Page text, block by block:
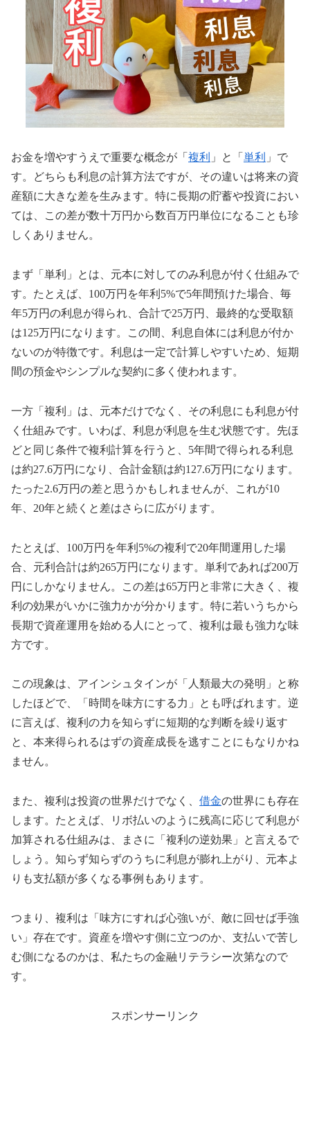
お金を増やすうえで重要な概念が「 複利 」と「 単利 」で
す。どちらも利息の計算方法ですが、その違いは将来の資
産額に大きな差を生みます。特に長期の貯蓄や投資におい
ては、この差が数十万円から数百万円単位になることも珍
しくありません。
まず「単利」とは、元本に対してのみ利息が付く仕組みで
す。たとえば、100万円を年利5%で5年間預けた場合、毎
年5万円の利息が得られ、合計で25万円、最終的な受取額
は125万円になります。この間、利息自体には利息が付か
ないのが特徴です。利息は一定で計算しやすいため、短期
間の預金やシンプルな契約に多く使われます。
一方「複利」は、元本だけでなく、その利息にも利息が付
く仕組みです。いわば、利息が利息を生む状態です。先ほ
どと同じ条件で複利計算を行うと、5年間で得られる利息
は約27.6万円になり、合計金額は約127.6万円になります。
たった2.6万円の差と思うかもしれませんが、これが10
年、20年と続くと差はさらに広がります。
たとえば、100万円を年利5%の複利で20年間運用した場
合、元利合計は約265万円になります。単利であれば200万
円にしかなりません。この差は65万円と非常に大きく、複
利の効果がいかに強力かが分かります。特に若いうちから
長期で資産運用を始める人にとって、複利は最も強力な味
方です。
この現象は、アインシュタインが「人類最大の発明」と称
したほどで、「時間を味方にする力」とも呼ばれます。逆
に言えば、複利の力を知らずに短期的な判断を繰り返す
と、本来得られるはずの資産成長を逃すことにもなりかね
ません。
また、複利は投資の世界だけでなく、 借金の世界にも存在
します。たとえば、リボ払いのように残高に応じて利息が
加算される仕組みは、まさに「複利の逆効果」と言えるで
しょう。知らず知らずのうちに利息が膨れ上がり、元本よ
りも支払額が多くなる事例もあります。
つまり、複利は「味方にすれば心強いが、敵に回せば手強
い」存在です。資産を増やす側に立つのか、支払いで苦し
む側になるのかは、私たちの金融リテラシー次第なので
す。
スポンサーリンク